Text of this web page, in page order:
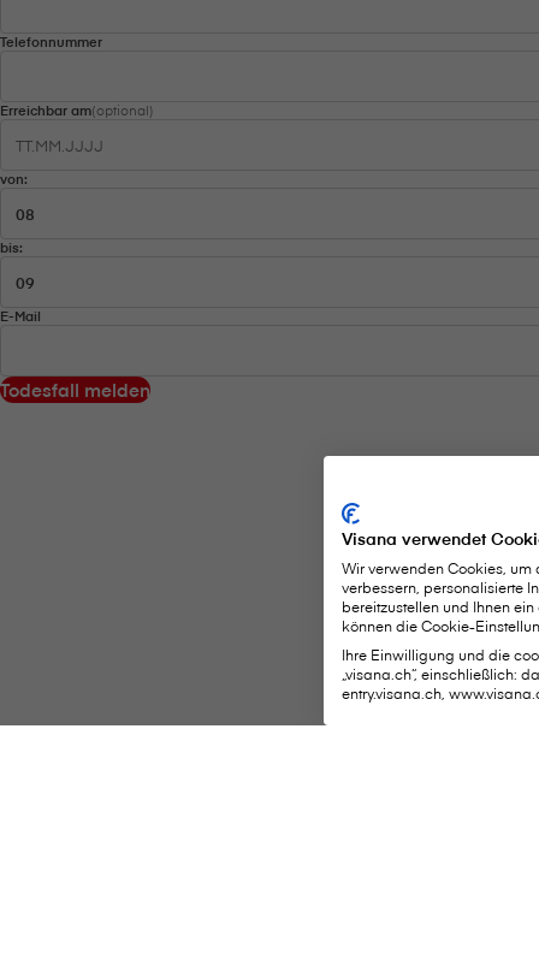
Telefonnummer
Erreichbar am(optional)
von:
bis:
E-Mail
Todesfall melden
Visana verwendet
Wir verwenden Cookies, um
verbessern, personalisierte
bereitzustellen und Ihnen
können die Cookie-
Ihre Einwilligung und die
„visana.ch“, einschließlich:
entry.visana.ch,